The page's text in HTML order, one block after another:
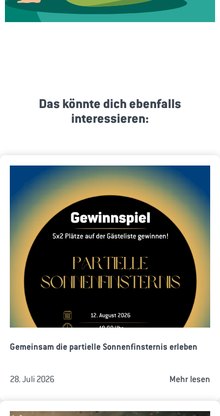
Das könnte dich ebenfalls
interessieren:
Gemeinsam die partielle Sonnenfinsternis erleben
28. Juli 2026 Mehr lesen